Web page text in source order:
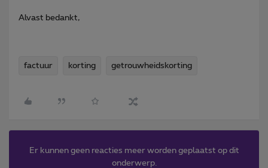
Alvast bedankt,
factuur korting getrouwheidskorting
Er kunnen geen reacties meer worden geplaatst op dit
onderwerp.